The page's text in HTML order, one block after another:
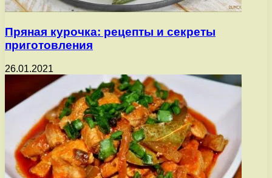
Пряная курочка: рецепты и секреты
приготовления
26.01.2021